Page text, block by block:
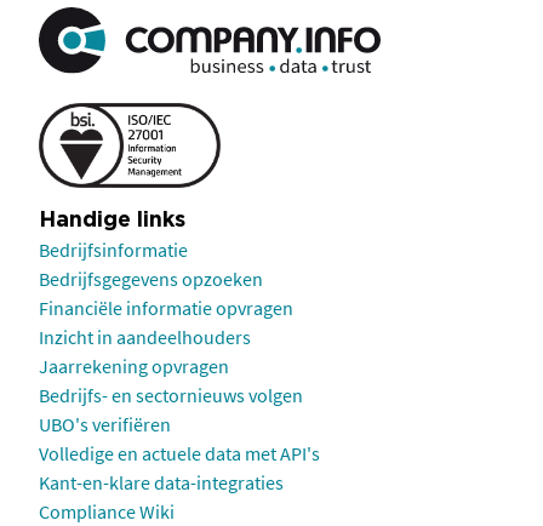
Handige links
Bedrijfsinformatie
Bedrijfsgegevens opzoeken
Financiële informatie opvragen
Inzicht in aandeelhouders
Jaarrekening opvragen
Bedrijfs- en sectornieuws volgen
UBO's verifiëren
Volledige en actuele data met API's
Kant-en-klare data-integraties
Compliance Wiki